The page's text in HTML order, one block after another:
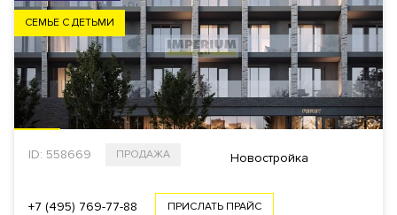
СЕМЬЕ С ДЕТЬМИ
ID: 558669 ПРОДАЖА Новостройка
+7 (495) 769-77-88 ПРИСЛАТЬ ПРАЙС